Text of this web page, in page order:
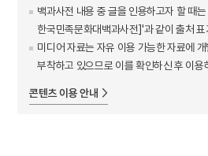
백과사전 내용 중 글을 인용하고자 할 때
한국민족문화대백과사전]'과 같이 출처
미디어 자료는 자유 이용 가능한 자료에
부착하고 있으므로 이를 확인하신 후 이용
콘텐츠 이용 안내